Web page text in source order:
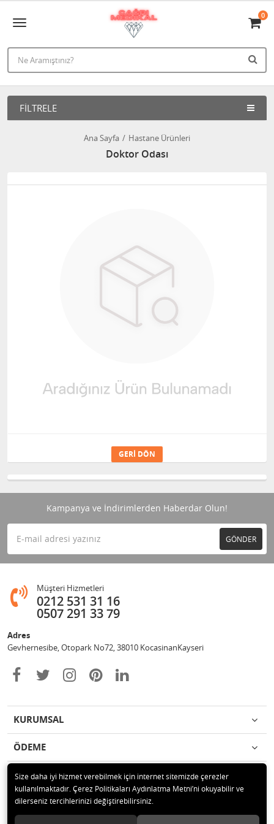
0
FILTRELE
Ana Sayfa Hastane Ürünleri
Doktor Odası
GERI DÖN
Kampanya ve İndirimlerden Haberdar Olun!
GÖNDER
Müşteri Hizmetleri
0212 531 31 16
0507 291 33 79
Adres
Gevhernesibe, Otopark No72, 38010 KocasinanKayseri
KURUMSAL
ÖDEME
İLETİŞİM
© 2020 Çağrı Medikal Tekerlekli Sandalye Mağazası Tüm hakları saklıdır.
Size daha iyi hizmet verebilmek için internet sitemizde çerezler
kullanılmaktadır. Çerez Politikaları Aydınlatma Metni’ni okuyabilir ve
dilerseniz tercihlerinizi değiştirebilirsiniz.